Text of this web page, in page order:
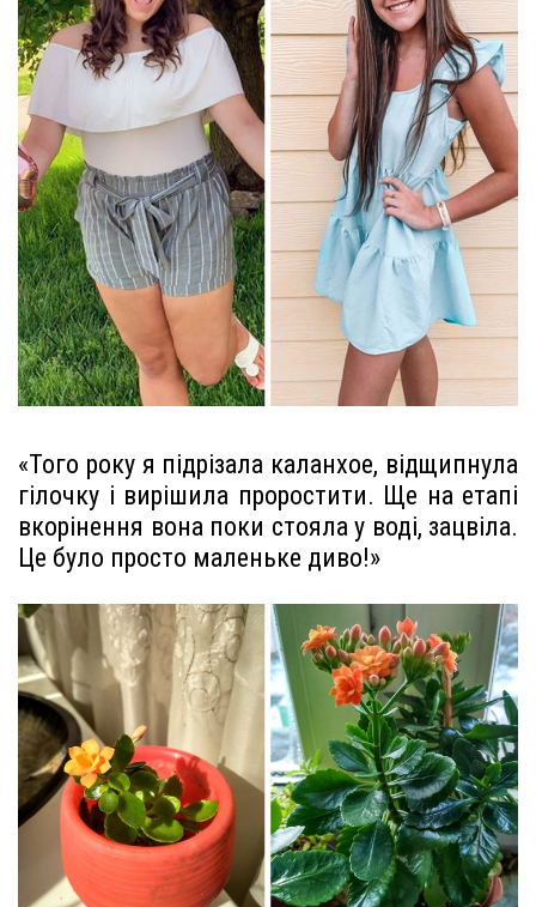
«Того року я підрізала каланхое, відщипнула
гілочку і вирішила проростити. Ще на етапі
вкорінення вона поки стояла у воді, зацвіла.
Це було просто маленьке диво!»